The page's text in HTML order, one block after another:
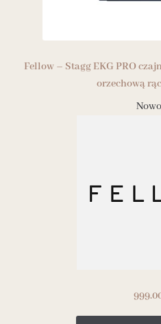
Fellow – Stagg EKG PRO
orzechową